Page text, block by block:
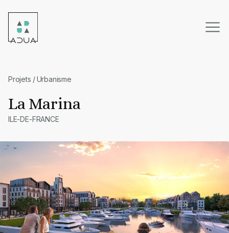
content
Projets / Urbanisme
La Marina
ILE-DE-FRANCE